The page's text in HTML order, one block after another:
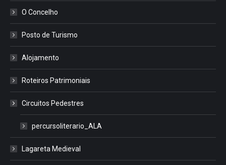
O Concelho
Posto de Turismo
Alojamento
Roteiros Patrimoniais
Circuitos Pedestres
percursoliterario_ALA
Lagareta Medieval